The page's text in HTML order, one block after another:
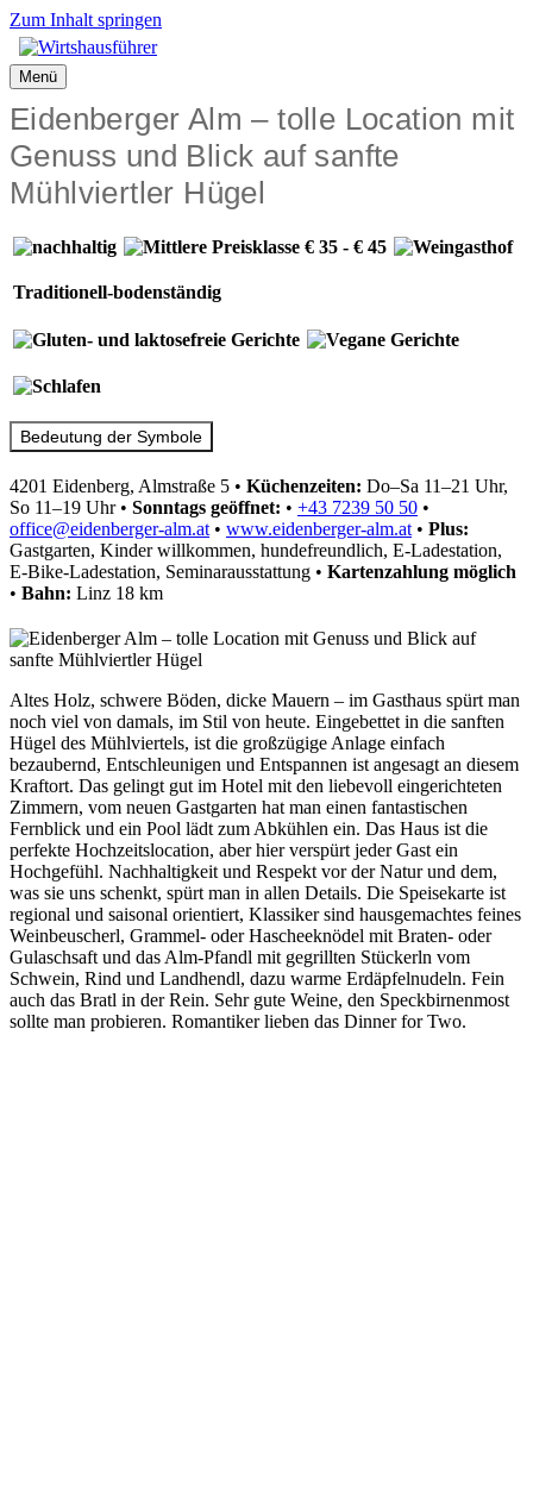
Zum Inhalt springen
Menü
Eidenberger Alm – tolle Location mit
Genuss und Blick auf sanfte
Mühlviertler Hügel
Traditionell-bodenständig
Bedeutung der Symbole
4201 Eidenberg, Almstraße 5 • Küchenzeiten: Do–Sa 11–21 Uhr,
So 11–19 Uhr• Sonntags geöffnet: • +43 7239 50 50 •
office@eidenberger-alm.at • www.eidenberger-alm.at • Plus:
Gastgarten, Kinder willkommen, hundefreundlich, E-Ladestation,
E-Bike-Ladestation, Seminarausstattung • Kartenzahlung möglich
• Bahn: Linz 18 km
Altes Holz, schwere Böden, dicke Mauern – im Gasthaus spürt man
noch viel von damals, im Stil von heute. Eingebettet in die sanften
Hügel des Mühlviertels, ist die großzügige Anlage einfach
bezaubernd, Entschleunigen und Entspannen ist angesagt an diesem
Kraftort. Das gelingt gut im Hotel mit den liebevoll eingerichteten
Zimmern, vom neuen Gastgarten hat man einen fantastischen
Fernblick und ein Pool lädt zum Abkühlen ein. Das Haus ist die
perfekte Hochzeitslocation, aber hier verspürt jeder Gast ein
Hochgefühl. Nachhaltigkeit und Respekt vor der Natur und dem,
was sie uns schenkt, spürt man in allen Details. Die Speisekarte ist
regional und saisonal orientiert, Klassiker sind hausgemachtes feines
Weinbeuscherl, Grammel- oder Hascheeknödel mit Braten- oder
Gulaschsaft und das Alm-Pfandl mit gegrillten Stückerln vom
Schwein, Rind und Landhendl, dazu warme Erdäpfelnudeln. Fein
auch das Bratl in der Rein. Sehr gute Weine, den Speckbirnenmost
sollte man probieren. Romantiker lieben das Dinner for Two.